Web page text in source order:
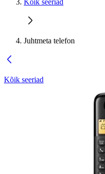
Kõik seeriad
Juhtmeta telefon
Kõik seeriad